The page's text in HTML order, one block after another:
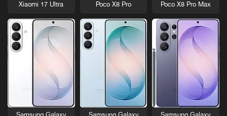
Poco X8 Pro Max
Poco X8 Pro
Xiaomi 17 Ultra